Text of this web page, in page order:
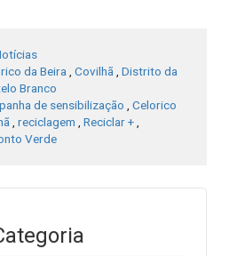
da Beira Covilhã
Distrito da
Branco
de sensibilização
Celorico
reciclagem Reciclar +
Verde